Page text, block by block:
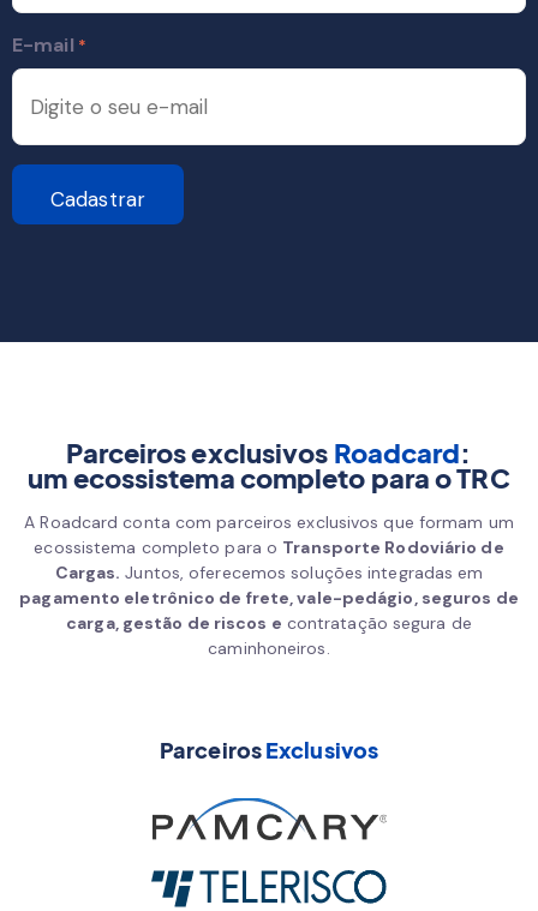
E-mail *
Parceiros exclusivos Roadcard:
um ecossistema completo para o TRC
A Roadcard conta com parceiros exclusivos que formam um
ecossistema completo para o Transporte Rodoviário de
Cargas. Juntos, oferecemos soluções integradas em
pagamento eletrônico de frete, vale-pedágio, seguros de
carga, gestão de riscos e contratação segura de
caminhoneiros.
ParceirosExclusivos